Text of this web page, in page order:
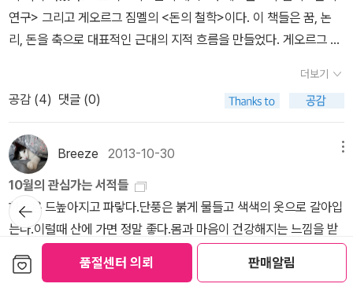
품절센터 의뢰 판매알림
도 모른다고 생각한다. 아님 말고. 어차피 나도 그 할배 별로다. 그런
느낌으로 프로이트에 대해 한 권쯤 읽고 지나가려면, 혹은 프로이트
김명남 옮김 / 반비 / 2018 그 문장이 높고 아름다운 것을 온 세상이
다 알고 나도 잘 아는데도, 읽는 데 쓴 날들이 짧지 않다. 아무리 노력
해도 앉은 자리에서 다 소화되지 않는 책은 위대하거나, 쓰레기거나,
위대한데 내가 쓰레기라 내 눈에 쓰레기로 보이거나다. 말할 것도 없
이 1번. 178. 시절과 기분김봉곤 지음 / 창비 / 2020 눈을 못됐게
뜨고 읽으려고 단단히 마음을 먹고 덤벼들었지만 그렇게 되지가 않았
다. 전작 『여름, 스피드』를 생각해보면, 나는 그 책에 별 다섯 개를
때렸고, 이건 문장으로 보나 내용으로 보나 별로 수준 높은 작품이 아
니라는 비평에 끝까지 저항했다. 이번 문자대화 인용 논란이 터지기
전미도서상 수상작이다. 2009년 퓰리처상 최종 후보작이었던 <비
둘기 재앙>의 자매편 격인 작품이다. <비둘기 재앙>에서 보호구역
부족판사와 부족민 등록 전문가로 만나 늦은 나이에 결혼식을 올린
운드 하우스>에서 화자이자 주인공으로 등장한다. '어드리크는 한 인
간의 가장 어두운 이야기를 파헤쳐 한 사회 전체의 기반이 되는 진실
을 두드린다'는 게 뉴욕타임스의 평이다. 아무튼 <선셋 리미티드>나
<라운드 하우스>나 미국문학의 대표급 작가들의 솜씨를 감상해볼 수
있는 두 작품이 되지 않을까 싶다... 15. 01. 31.
고개를 끄덕거린다. 나에게 누군가가 <카운슬러>가 어떤 영화입니
까,라고 묻는다면 아마도 나는 <카운슬러>는 '카운슬링'을 시도하는
는 영화라니, 이거 무슨 허무개그인가,라고 생각할지도 모르겠다. 그
러나 내가 보기에 어찌되었건 이 영화는 끊임없이 카운슬링을 이어붙
이는 영화다(돌고도는 마약이나 누가 범인인가라는 문제는 그저 맥거
핀이다). 한 인물은 어떤 상황에 대해 모르거나, 난처한 상황에 빠져
있거나, 선택의 순간에 놓여져 있고, 다른 한 인물은 그에 대해 카운슬
링을 한다. 그래서 심지어는 영화는 중간중간 약간의 흐름 단절을 감
수하면서도, 그런 카운슬링의 시도들을 멈추게 하지 않는다. 영화의
주요 인물들인 카운슬러의 사업파트너 라이너(하비에르 바르뎀), 또
다른 중개인 웨스트레이(브래드 피트) 같은 이들은 물론이거니와 다
이아몬드를 파는 나이든 보석판매상, 혹은 성당의 신부, 혹은 위험한
멕 매카시의 원작을 바탕으로 했던 영화 '노인을 위한 나라는 없다'에
서 후덜덜한 연쇄 살인마 '안톤 쉬거'를 연기한 하비에르 바르뎀하며
뭐, 브래드 피트는 말할 것도 없고 거기다 페넬로페 크루즈와 카멜론
디아즈까지. 이런 호화 배역으로 무장한 영화이니만큼 군침을 흘리지
않을 도리가 없다. 그러니까 이 배역 앞에서의 나는 치즈를 바로 코 앞
와 닿는 치즈의 달콤한 맛을 느낄 사이도 없이, 무정한 덫에 갇혀버리
게 될 생쥐. 난 정말 그렇게 느꼈다. 물론 이 말이 이 영화가 엉망이었
다는 뜻이 아니다. 천만에! 이 영화는 올해 내가 본 그 어떤 영화들 보
다도 좋았다. 감히 걸작이라고 불러도 상관없다고 생각한다. 걸작의
정의를 무엇으로 내리든 간에 어쨌든 이 영화는 참으로 오래도록 내
내 곱씹게 만들었으니까 말이다. 걸작이 그런 것 아니던가? 내내 그
영화가 만든 세계에 빠져서 허우적대며 헤어나지 못하도록 만드는
연구> 그리고 게오르그 짐멜의 <돈의 철학>이다. 이 책들은 꿈, 논
리, 돈을 축으로 대표적인 근대의 지적 흐름을 만들었다. 게오르그 짐
고 평가받는데, 대표작 <돈의 철학>은 철학과 사회학을 아우르며 돈
에 대한 새로운 인식론과 형이상학을 제시한 고전이자 탁월한 지적
성과다.본문은 두 가지로 구성되는데, 1부에서는 돈이라는 역사적 현
상을 통해 이것이 인간의 내적 세계, 그러니까 개인 삶의 감정과 문화
전반에 끼치는 영향을 ‘분석’한다. 2부 ‘종합’에서는 돈과 영혼의 문
제, 즉 물질문화와 정신문화의 상호 관계를 살피며 자본주의 화폐경
제의 토대 위에서 어떻게 문화가 가능한가를 모색한다. 돈이 삶에 끼
친 영향을 이해하고, 그럼으로써 돈이 자유와 인격에 대해 갖는 의미
를 찾아가는 방식이다. 돈의 신격화와 악마화라는 극단적 양태를 보
이는 한국사회에서 돈에 기반한 문화의 가능성을 찾는 일은 과제이자
더보기
공감 (4) 댓글 (0)
Breeze 2013-10-30
10월의 관심가는 서적들
하늘은 드높아지고 파랗다.단풍은 붉게 물들고 색색의 옷으로 갈아입
는다.이럴때 산에 가면 정말 좋다.몸과 마음이 건강해지는 느낌을 받
는다. 이럴때 역시 책 좋아하는 사람에게 신작들은 두근거리게 한다.
읽었거나 읽으려고 예정인 작품을 먼저 보면 아래와 같다.
뒤로가
기